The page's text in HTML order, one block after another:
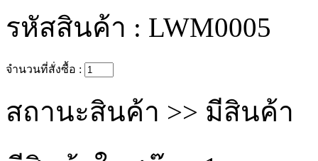
รหัสสินค้า : LWM0005
จำนวนที่สั่งซื้อ :
สถานะสินค้า >> มีสินค้า